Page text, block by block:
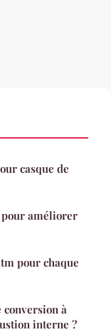
casque de
pour améliorer
pour chaque
conversion à
interne ?